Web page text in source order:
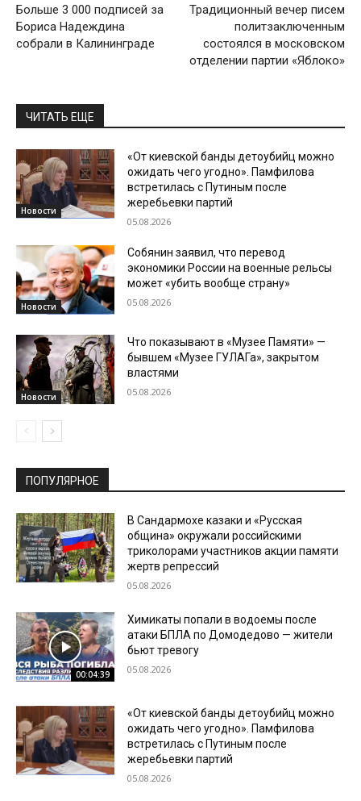
Больше 3 000 подписей за
Бориса Надеждина
собрали в Калининграде
Традиционный вечер писем
политзаключенным
состоялся в московском
отделении партии «Яблоко»
ЧИТАТЬ ЕЩЕ
Новости
«От киевской банды детоубийц можно
ожидать чего угодно». Памфилова
встретилась с Путиным после
жеребьевки партий
05.08.2026
Новости
Собянин заявил, что перевод
экономики России на военные рельсы
может «убить вообще страну»
05.08.2026
Новости
Что показывают в «Музее Памяти» —
бывшем «Музее ГУЛАГа», закрытом
властями
05.08.2026
ПОПУЛЯРНОЕ
В Сандармохе казаки и «Русская
община» окружали российскими
триколорами участников акции памяти
жертв репрессий
05.08.2026
00:04:39
Химикаты попали в водоемы после
атаки БПЛА по Домодедово — жители
бьют тревогу
05.08.2026
«От киевской банды детоубийц можно
ожидать чего угодно». Памфилова
встретилась с Путиным после
жеребьевки партий
05.08.2026